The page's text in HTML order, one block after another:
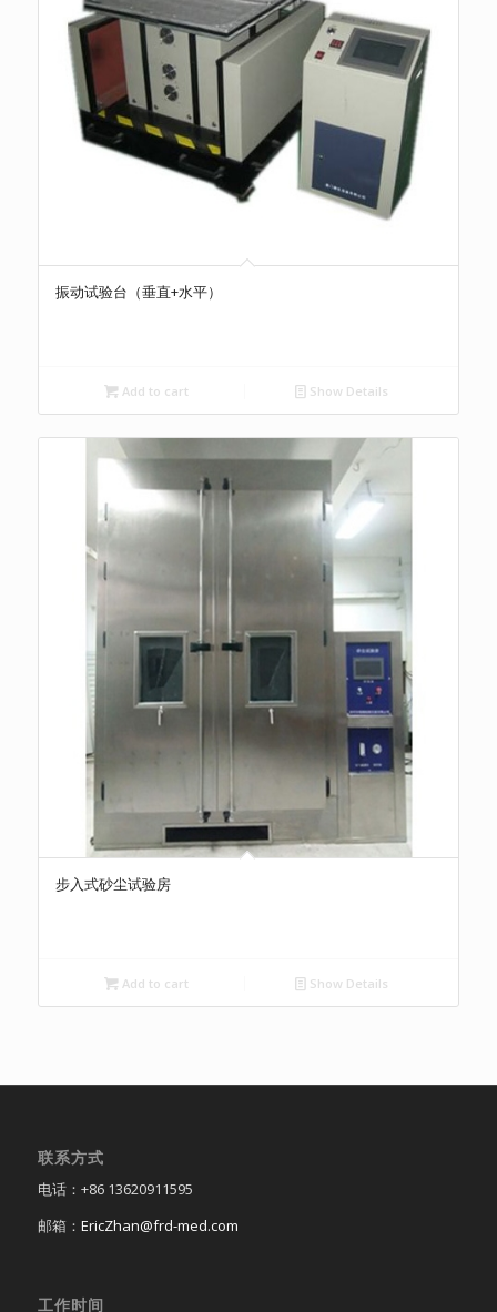
振动试验台（垂直+水平）
Add to cart Show Details
步入式砂尘试验房
Add to cart Show Details
联系方式
电话：+86 13620911595
邮箱： EricZhan@frd-med.com
工作时间